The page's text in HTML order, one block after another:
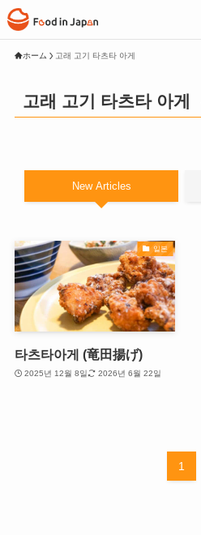
ホーム 고래 고기 타츠타 아게
고래 고기 타츠타 아게
New Articles
일본
타츠타아게 (竜田揚げ)
2025년 12월 8일 2026년 6월 22일
1